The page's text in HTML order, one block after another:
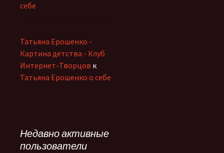
себе
Татьяна Ерошенко -
Картина детства - Клуб
Интернет-Творцов к
Татьяна Ерошенко о себе
Недавно активные
пользователи